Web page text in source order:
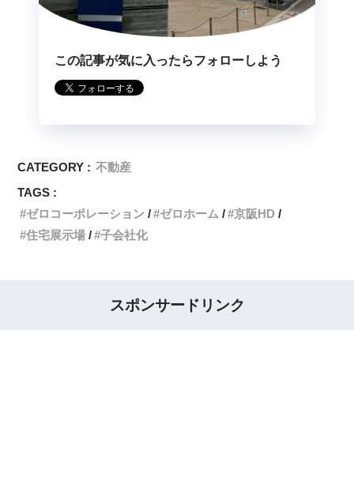
この記事が気に入ったらフォローしよう
CATEGORY : 不動産
TAGS :
ゼロコーポレーション
ゼロホーム
京阪HD
住宅展示場
子会社化
スポンサードリンク